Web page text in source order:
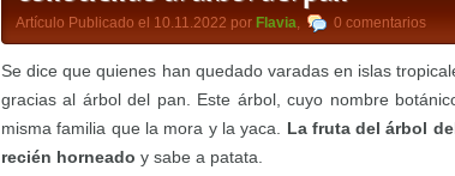
Artículo Publicado el 10.11.2022 por Flavia, 0 comentarios
Se dice que quienes han quedado varadas en islas
gracias al árbol del pan. Este árbol, cuyo nombre
misma familia que la mora y la yaca. La fruta del árbol
recién horneado y sabe a patata.